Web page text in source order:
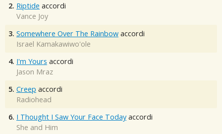
2. Riptide accordi
Vance Joy
3. Somewhere Over The Rainbow accordi
Israel Kamakawiwo'ole
4. I'm Yours accordi
Jason Mraz
5. Creep accordi
Radiohead
6. I Thought I Saw Your Face Today accordi
She and Him